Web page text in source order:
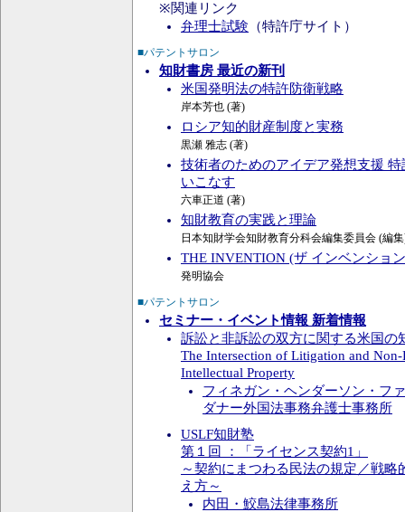
※関連リンク
弁理士試験 （特許庁サイト）
■パテントサロン
知財書房 最近の新刊
米国発明法の特許防衛戦略
岸本芳也 (著)
ロシア知的財産制度と実務
黒瀬 雅志 (著)
技術者のためのアイデア発想支援
いこなす
六車正道 (著)
知財教育の実践と理論
日本知財学会知財教育分科会編集委員会 (編
THE INVENTION (ザ インベンショ
発明協会
■パテントサロン
セミナー・イベント情報 新着情報
訴訟と非訴訟の双方に関する米国の
The Intersection of Litigation and
Intellectual Property
フィネガン・ヘンダーソン・フ
ダナー外国法事務弁護士事務所
USLF知財塾
第１回 ：「ライセンス契約1」
～契約にまつわる民法の規定／戦略
え方～
内田・鮫島法律事務所